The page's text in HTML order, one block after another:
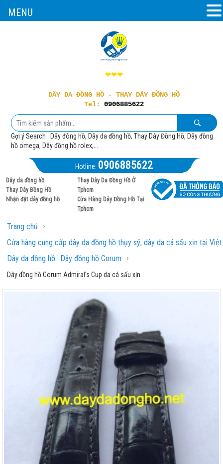
❤❤❤
DÂY DA ĐỒNG HỒ - THAY DÂY ĐỒNG HỒ
Tel: 0906885622
Gợi ý Search : Dây đông hồ, Dây da đồng hồ, Thay Dây Đồng Hồ, Dây đồng
hồ omega, Dây đồng hồ rolex,...
Hotline: 0906885622
Dây da đồng hồ
Thay Dây Đồng Hồ
Nhận đặt dây đồng hồ
Thay Dây Da Đồng Hồ Ở
Tphcm
Cửa Hàng Dây Đồng Hồ Tại
Tphcm
Trang chủ ›
Cửa hàng cung cấp dây da đồng hồ thụy sỹ, dây da cá sấu xịn tại
Dây da đồng hồ
Dây đồng hồ Corum ›
Dây đồng hồ Corum Admiral’s Cup da cá sấu xịn
MENU